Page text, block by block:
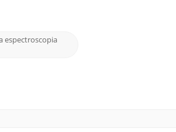
espectroscopia